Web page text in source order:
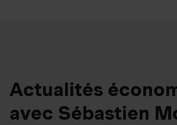
Actualités
avec Sébastien